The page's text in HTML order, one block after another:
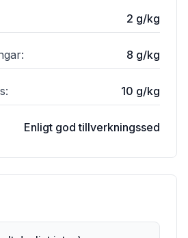
2 g/kg
: 8 g/kg
: 10 g/kg
Enligt god tillverkningssed